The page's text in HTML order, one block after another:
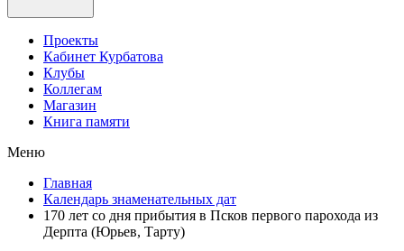
Проекты
Кабинет Курбатова
Клубы
Коллегам
Магазин
Книга памяти
Меню
Главная
Календарь знаменательных дат
170 лет со дня прибытия в Псков первого парохода из
Дерпта (Юрьев, Тарту)